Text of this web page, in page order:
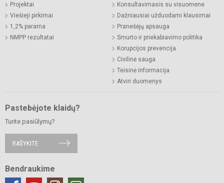
Projektai
Viešieji pirkimai
1,2% parama
NMPP rezultatai
Konsultavimasis su visuomene
Dažniausiai užduodami klausimai
Pranešėjų apsauga
Smurto ir priekabiavimo politika
Korupcijos prevencija
Civilinė sauga
Teisinė informacija
Atviri duomenys
Pastebėjote klaidų?
Turite pasiūlymų?
RAŠYKITE
Bendraukime